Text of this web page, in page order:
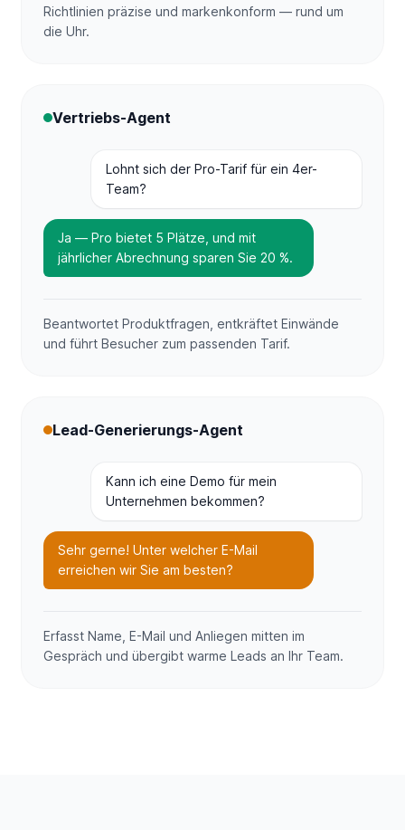
Richtlinien präzise und markenkonform — rund um
die Uhr.
Vertriebs-Agent
Lohnt sich der Pro-Tarif für ein 4er-
Team?
Ja — Pro bietet 5 Plätze, und mit
jährlicher Abrechnung sparen Sie 20 %.
Beantwortet Produktfragen, entkräftet Einwände
und führt Besucher zum passenden Tarif.
Lead-Generierungs-Agent
Kann ich eine Demo für mein
Unternehmen bekommen?
Sehr gerne! Unter welcher E-Mail
erreichen wir Sie am besten?
Erfasst Name, E-Mail und Anliegen mitten im
Gespräch und übergibt warme Leads an Ihr Team.